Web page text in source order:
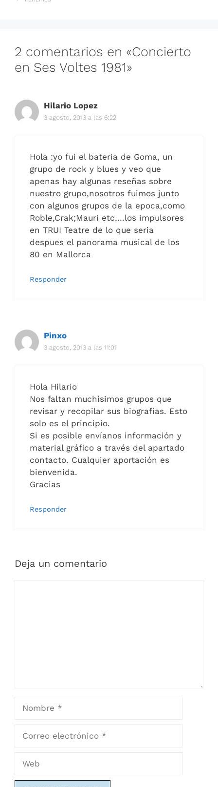
2 comentarios en «Concierto
en Ses Voltes 1981»
Hilario Lopez
3 agosto, 2013 a las 6:22
Hola :yo fui el bateria de Goma, un
grupo de rock y blues y veo que
apenas hay algunas reseñas sobre
nuestro grupo,nosotros fuimos junto
con algunos grupos de la epoca,como
Roble,Crak;Mauri etc….los impulsores
en TRUI Teatre de lo que seria
despues el panorama musical de los
80 en Mallorca
Responder
Pinxo
3 agosto, 2013 a las 11:01
Hola Hilario
Nos faltan muchísimos grupos que
revisar y recopilar sus biografías. Esto
solo es el principio.
Si es posible envíanos información y
material gráfico a través del apartado
contacto. Cualquier aportación es
bienvenida.
Gracias
Responder
Deja un comentario
electrónico